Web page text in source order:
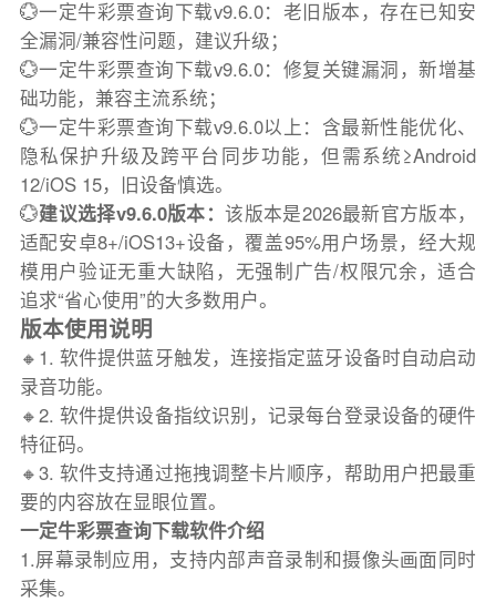
💮一定牛彩票查询下载v9.6.0：老旧版本，存在已知安
全漏洞/兼容性问题，建议升级；
💮一定牛彩票查询下载v9.6.0：修复关键漏洞，新增基
础功能，兼容主流系统；
💮一定牛彩票查询下载v9.6.0以上：含最新性能优化、
隐私保护升级及跨平台同步功能，但需系统≥Android
12/iOS 15，旧设备慎选。
💮建议选择v9.6.0版本：该版本是2026最新官方版本，
适配安卓8+/iOS13+设备，覆盖95%用户场景，经大规
模用户验证无重大缺陷，无强制广告/权限冗余，适合
追求“省心使用”的大多数用户。
版本使用说明
🔸1. 软件提供蓝牙触发，连接指定蓝牙设备时自动启动
录音功能。
🔸2. 软件提供设备指纹识别，记录每台登录设备的硬件
特征码。
🔸3. 软件支持通过拖拽调整卡片顺序，帮助用户把最重
要的内容放在显眼位置。
一定牛彩票查询下载软件介绍
1.屏幕录制应用，支持内部声音录制和摄像头画面同时
采集。